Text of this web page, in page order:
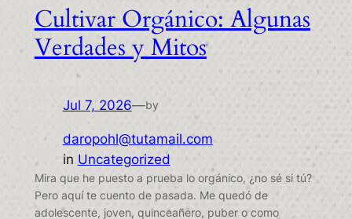
Cultivar Orgánico: Algunas
Verdades y Mitos
Jul 7, 2026—by
daropohl@tutamail.com
in Uncategorized
Mira que he puesto a prueba lo orgánico, ¿no sé si tú?
Pero aquí te cuento de pasada. Me quedó de
adolescente, joven, quinceañero, puber o como